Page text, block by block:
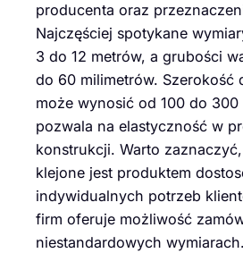
producenta oraz
Najczęściej spotykane
3 do 12 metrów, a grubości
do 60 milimetrów. Szerokość
może wynosić od 100 do
pozwala na elastyczność w
konstrukcji. Warto
klejone jest produktem
indywidualnych potrzeb
firm oferuje możliwość
niestandardowych